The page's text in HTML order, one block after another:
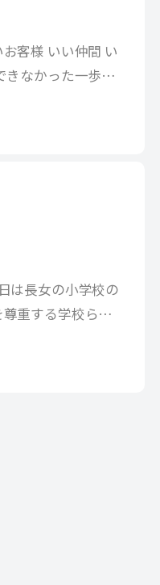
客様 いい仲間 い
きなかった一歩を
１
は長女の小学校の
重する学校らし
好で